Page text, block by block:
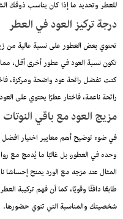
للعطر وتحديد ما إذا كان يناسب ذوقك
درجة تركيز العود في العطر
تحتوي بعض العطور على نسبة عالية من زيت
تكون نسبة العود في عطور أخرى أقل، مما
كنت تفضل رائحة عود واضحة ومركزة،
رائحة ناعمة، فاختار عطرًا يحتوي على
مزيج العود مع باقي النوتات
في ضوء توضيح أهم معايير اختيار افضل
وحده في العطور، بل غالبًا ما يُدمج مع
المثال عند مزجه مع الورد يمنح إحساسًا
طابعًا دافئًا وقويًا، كما أن فهم تركيبة
شخصيتك والمناسبة التي تنوي حضورها.